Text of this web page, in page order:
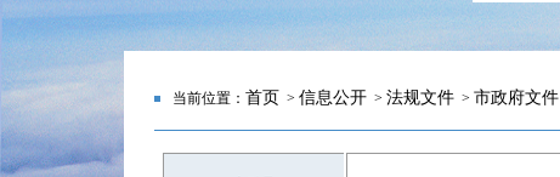
当前位置： 首页 > 信息公开 > 法规文件 > 市政府文件